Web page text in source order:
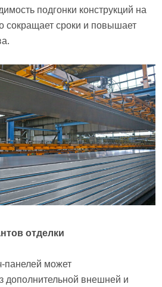
подгонки конструкций на
сокращает сроки и повышает
отделки
панелей может
дополнительной внешней и